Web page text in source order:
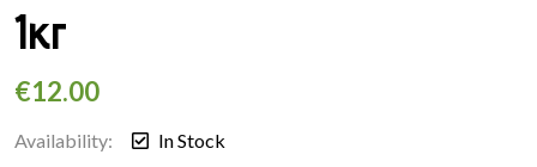
1кг
€12.00
Availability: In Stock